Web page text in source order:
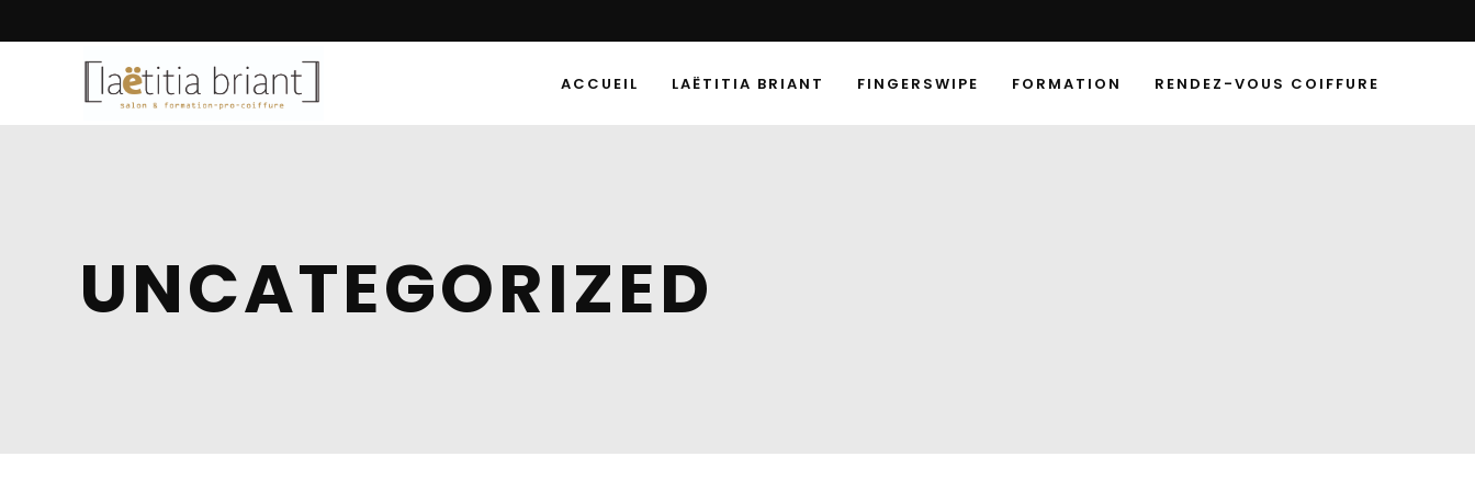
ACCUEIL LAËTITIA BRIANT FINGERSWIPE FORMATION RENDEZ-VOUS COIFFURE
UNCATEGORIZED